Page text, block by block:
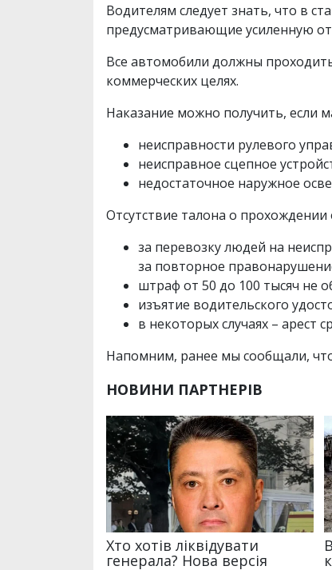
Водителям следует знать, что в
предусматривающие усиленную
Все автомобили должны
коммерческих целях.
Наказание можно получить, если
неисправности рулевого
неисправное сцепное
недостаточное наружное
Отсутствие талона о
за перевозку людей на
за повторное
штраф от 50 до 100 тысяч не
изъятие водительского
в некоторых случаях – арест
Напомним, ранее мы сообщали,